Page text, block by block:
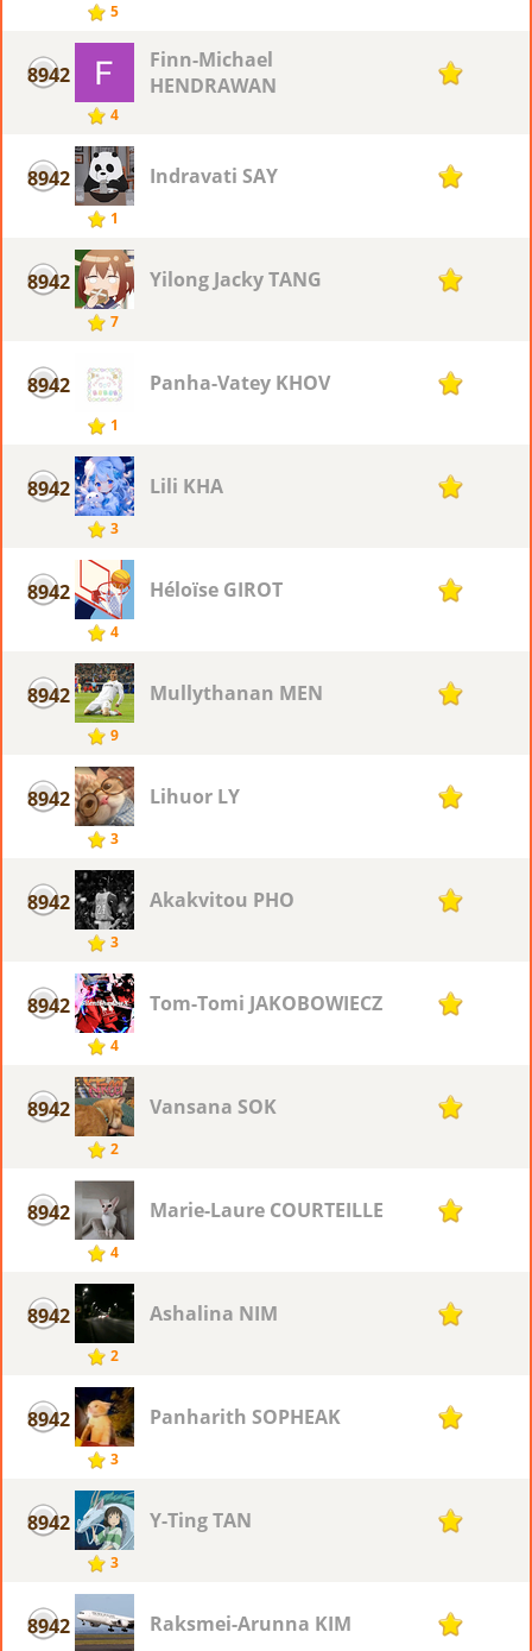
5
8942
4
Finn-Michael
HENDRAWAN
1
8942
1
Indravati SAY 1
8942
7
Yilong Jacky TANG 1
8942
1
Panha-Vatey KHOV 1
8942
3
Lili KHA 1
8942
4
Héloïse GIROT 1
8942
9
Mullythanan MEN 1
8942
3
Lihuor LY 1
8942
3
Akakvitou PHO 1
8942
4
Tom-Tomi JAKOBOWIECZ 1
8942
2
Vansana SOK 1
8942
4
Marie-Laure COURTEILLE 1
8942
2
Ashalina NIM 1
8942
3
Panharith SOPHEAK 1
8942
3
Y-Ting TAN 1
8942 Raksmei-Arunna KIM 1